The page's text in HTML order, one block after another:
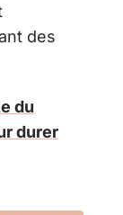
des
du
durer